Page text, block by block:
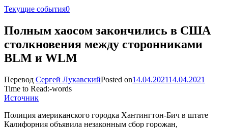
Текущие события0
Полным хаосом закончились в США
столкновения между сторонниками
BLM и WLM
Перевод Сергей ЛукавскийPosted on14.04.202114.04.2021
Time to Read:-words
Источник
Полиция американского городка Хантингтон-Бич в штате
Калифорния объявила незаконным cбор горожан,